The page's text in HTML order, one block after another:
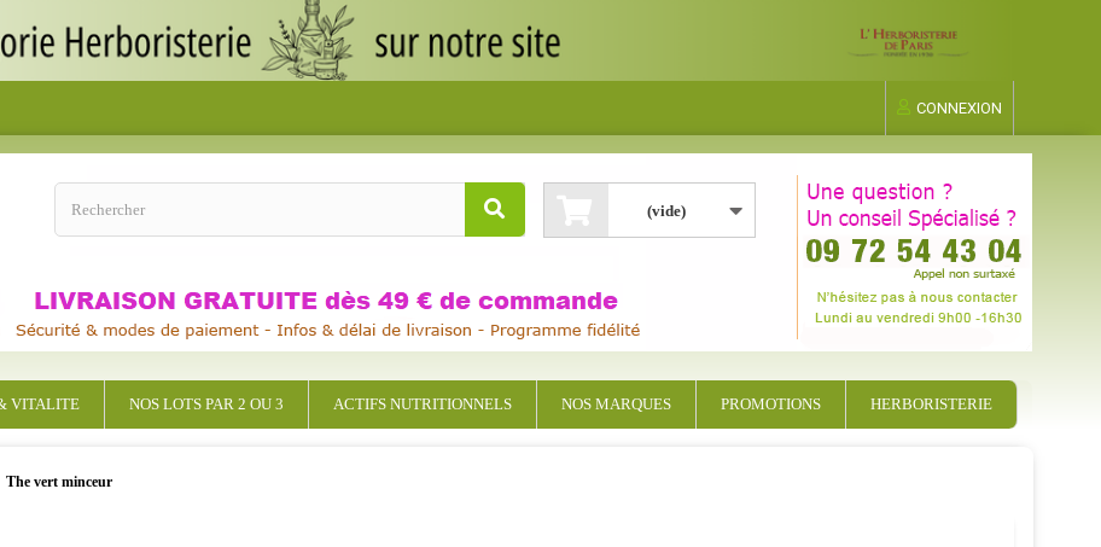
CONNEXION
(vide)
VITALITE NOS LOTS PAR 2 OU 3 ACTIFS NUTRITIONNELS NOS MARQUES PROMOTIONS HERBORISTERIE
The vert minceur